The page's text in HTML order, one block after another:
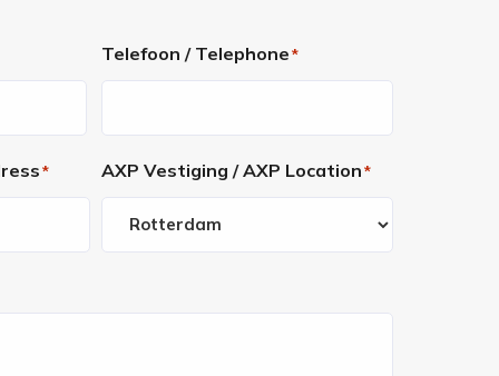
Telefoon / Telephone *
* AXP Vestiging / AXP Location *